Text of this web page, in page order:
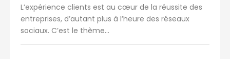
L’expérience clients est au cœur de la réussite des
entreprises, d’autant plus à l’heure des réseaux
sociaux. C’est le thème...